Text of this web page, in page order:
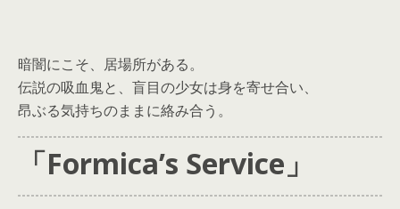
暗闇にこそ、居場所がある。
伝説の吸血鬼と、盲目の少女は身を寄せ合い、
昂ぶる気持ちのままに絡み合う。
「Formica’s Service」